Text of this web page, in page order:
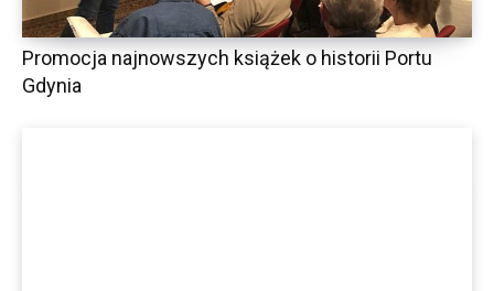
Promocja najnowszych książek o historii Portu
Gdynia